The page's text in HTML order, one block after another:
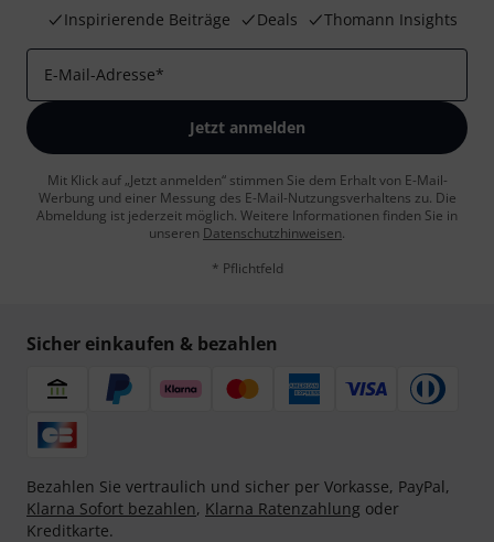
Inspirierende Beiträge
Deals Thomann Insights
E-Mail-Adresse*
Jetzt anmelden
Mit Klick auf „Jetzt anmelden“ stimmen Sie dem Erhalt von E-Mail-
Werbung und einer Messung des E-Mail-Nutzungsverhaltens zu. Die
Abmeldung ist jederzeit möglich. Weitere Informationen finden Sie in
unseren Datenschutzhinweisen.
* Pflichtfeld
Sicher einkaufen & bezahlen
Bezahlen Sie vertraulich und sicher per Vorkasse, PayPal,
Klarna Sofort bezahlen, Klarna Ratenzahlung oder
Kreditkarte.